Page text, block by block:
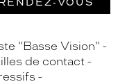
"Basse Vision"
de contact